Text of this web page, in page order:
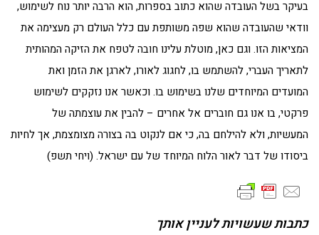
בעיקר בשל העובדה שהוא כתוב בספרות, הוא הרבה יותר נוח לשימוש,
וודאי שהעובדה שהוא שפה משותפת עם כלל העולם רק מעצימה את
המציאות הזו. וגם כאן, מוטלת עלינו חובה לטפח את הזיקה המהותית
לתאריך העברי, להשתמש בו, לחגוג לאורו, לארגן את הזמן ואת
המועדים המיוחדים שלנו בשימוש בו. וכאשר אנו נזקקים לשימוש
פרקטי, בו אנו גם חוברים אל אחרים – להבין את עוצמתה של
המעשיות, ולא להילחם בה, כי אם לנקוט בה בצורה מצומצמת, אך לחיות
ביסודו של דבר לאור הלוח המיוחד של עם ישראל. (ויחי תשפ)
כתבות שעשויות לעניין אותך